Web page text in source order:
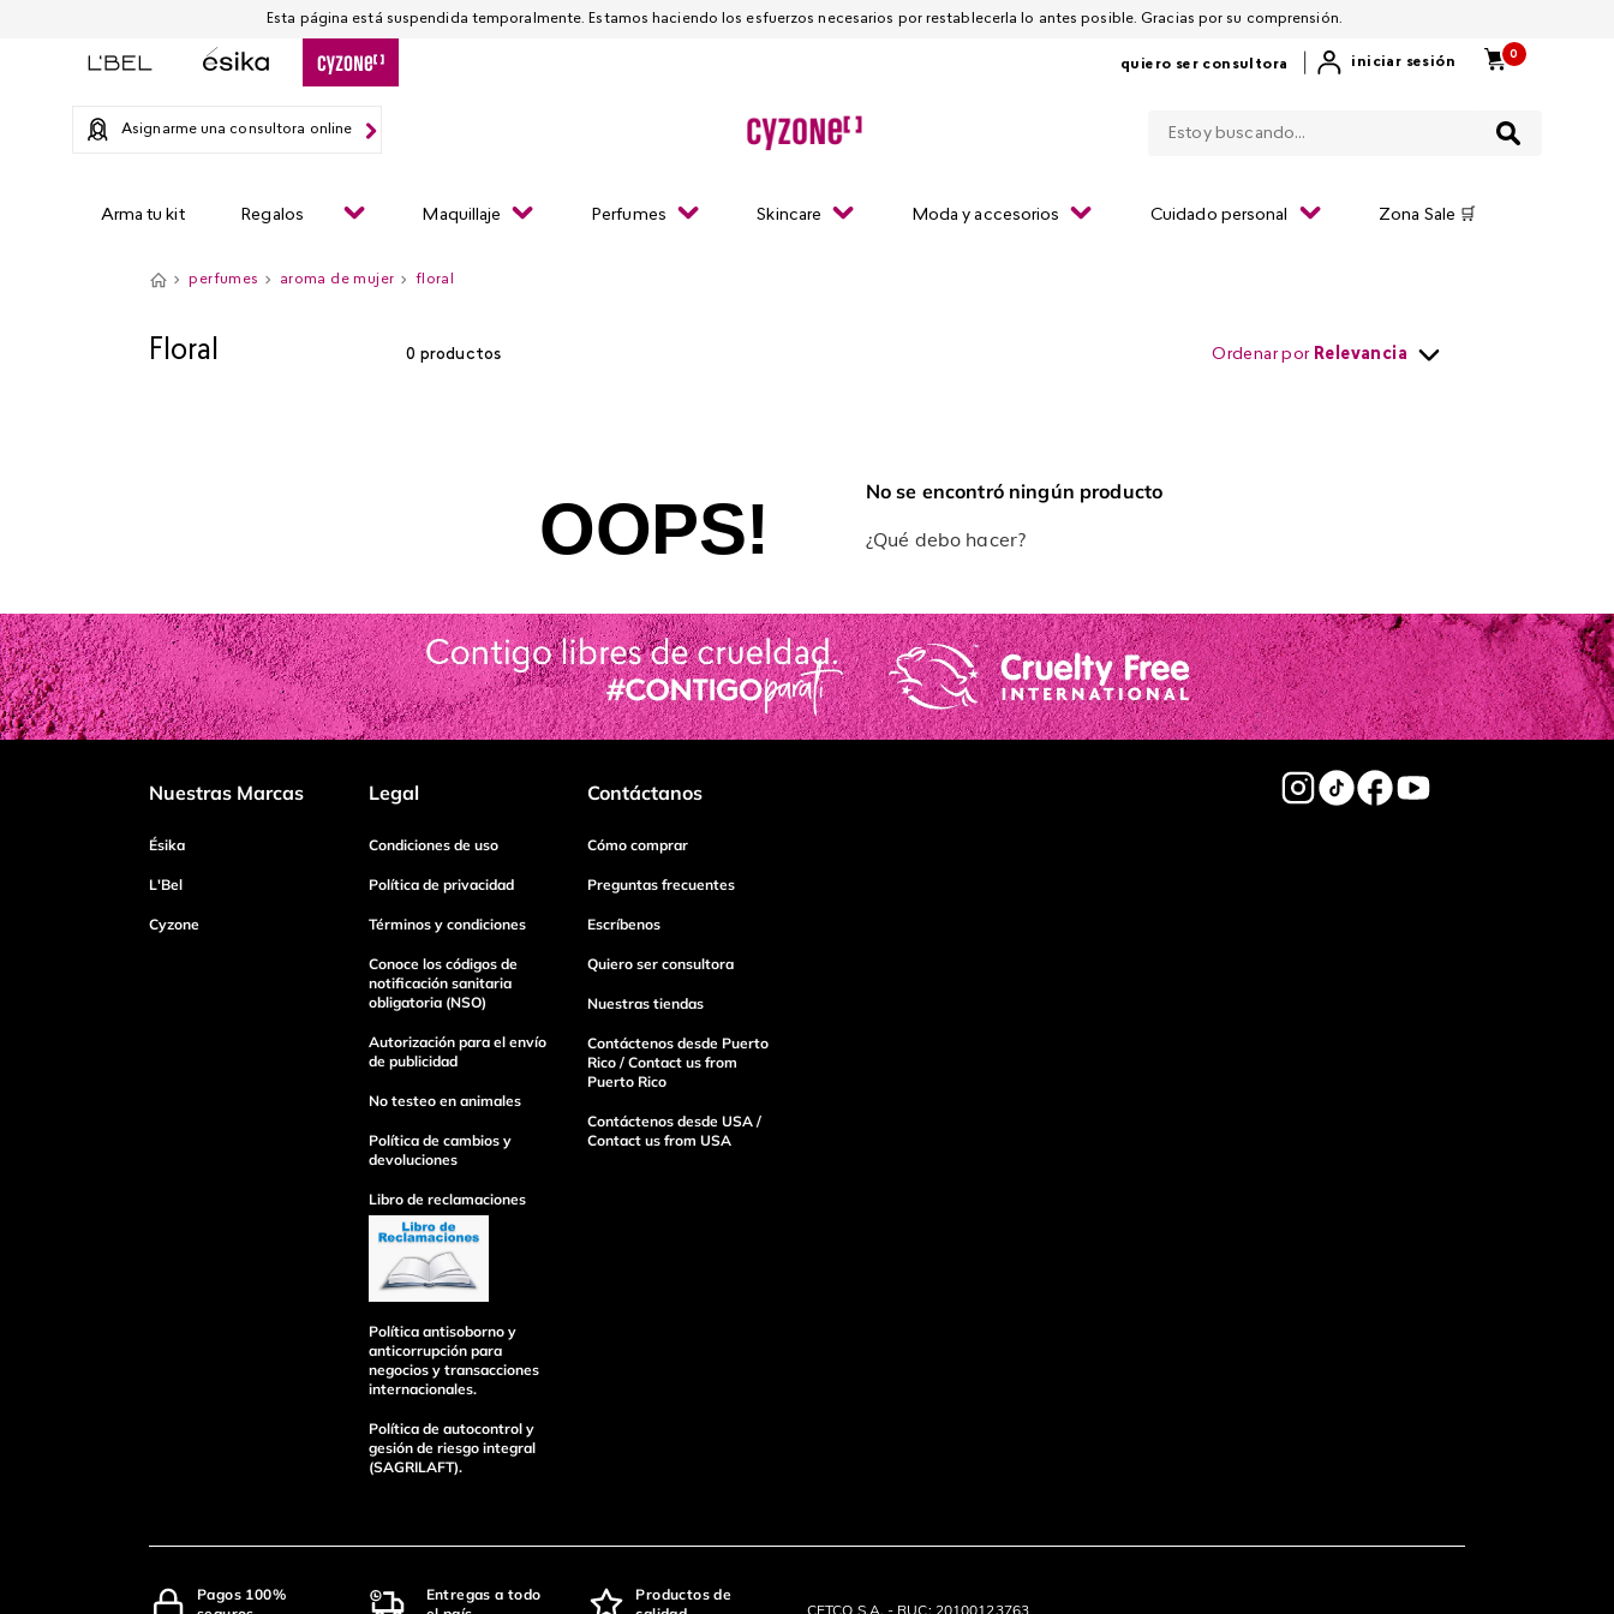
quiero ser consultora iniciar sesión
0
Asignarme una consultora online
Arma tu kit Regalos Maquillaje Perfumes Skincare Moda y accesorios Cuidado personal Zona Sale 🛒
Esta página está suspendida temporalmente. Estamos haciendo los esfuerzos necesarios por restablecerla lo antes posible. Gracias por su comprensión.
perfumes aroma de mujer floral
Floral 0 productos Ordenar por Relevancia
OOPS!
No se encontró ningún producto
¿Qué debo hacer?
Nuestras Marcas
Ésika
L'Bel
Cyzone
Legal
Condiciones de uso
Política de privacidad
Términos y condiciones
Conoce los códigos de
notificación sanitaria
obligatoria (NSO)
Autorización para el envío
de publicidad
No testeo en animales
Política de cambios y
devoluciones
Libro de reclamaciones
Política antisoborno y
anticorrupción para
negocios y transacciones
internacionales.
Política de autocontrol y
gesión de riesgo integral
(SAGRILAFT).
Contáctanos
Cómo comprar
Preguntas frecuentes
Escríbenos
Quiero ser consultora
Nuestras tiendas
Contáctenos desde Puerto
Rico / Contact us from
Puerto Rico
Contáctenos desde USA /
Contact us from USA
Pagos 100%
Entregas a todo
Productos de
CETCO S.A. - RUC: 20100123763